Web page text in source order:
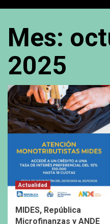
Mes:
2025
Actualidad
MIDES, República
Microfinanzas y ANDE